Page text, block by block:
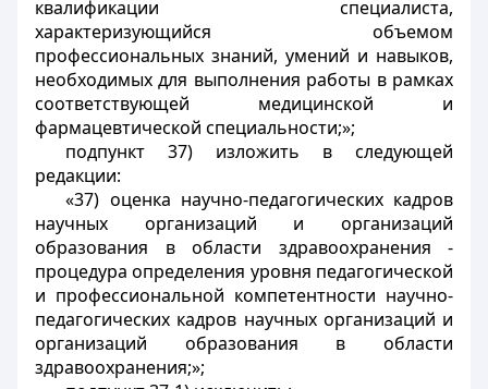
квалификации специалиста,
характеризующийся объемом
профессиональных знаний, умений и навыков,
необходимых для выполнения работы в рамках
соответствующей медицинской и
фармацевтической специальности;»;
подпункт 37) изложить в следующей
редакции:
«37) оценка научно-педагогических кадров
научных организаций и организаций
образования в области здравоохранения -
процедура определения уровня педагогической
и профессиональной компетентности научно-
педагогических кадров научных организаций и
организаций образования в области
здравоохранения;»;